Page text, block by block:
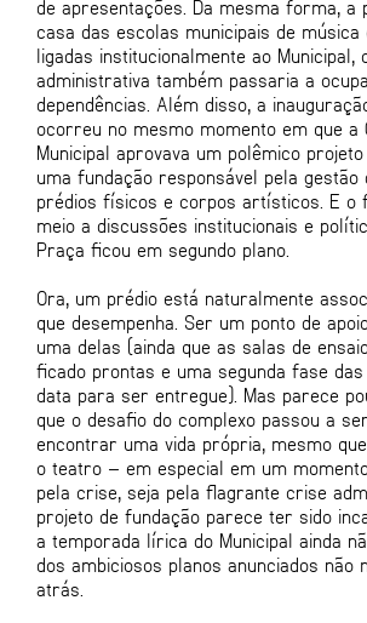
de apresentações. Da mesma forma, a
casa das escolas municipais de música
ligadas institucionalmente ao Municipal,
administrativa também passaria a
dependências. Além disso, a
ocorreu no mesmo momento em que a
Municipal aprovava um polêmico
uma fundação responsável pela gestão
prédios físicos e corpos artísticos. E o
meio a discussões institucionais e
Praça ficou em segundo plano.
Ora, um prédio está naturalmente
que desempenha. Ser um ponto de
uma delas (ainda que as salas de
ficado prontas e uma segunda fase
data para ser entregue). Mas parece
que o desafio do complexo passou a
encontrar uma vida própria, mesmo
o teatro – em especial em um
pela crise, seja pela flagrante crise
projeto de fundação parece ter sido
a temporada lírica do Municipal ainda
dos ambiciosos planos anunciados não
atrás.